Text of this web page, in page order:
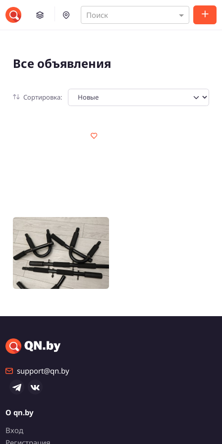
Поиск
Все объявления
Сортировка:
50 р.
Навесной турник
Минск, Фрунзенский
support@qn.by
О qn.by
Вход